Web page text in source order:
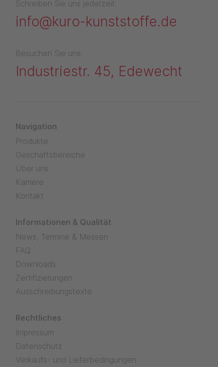
Schreiben Sie uns jederzeit:
info@kuro-kunststoffe.de
Besuchen Sie uns:
Industriestr. 45, Edewecht
Navigation
Produkte
Geschäftsbereiche
Über uns
Karriere
Kontakt
Informationen & Qualität
News, Termine & Messen
FAQ
Downloads
Zertifizierungen
Ausschreibungstexte
Rechtliches
Impressum
Datenschutz
Verkaufs- und Lieferbedingungen